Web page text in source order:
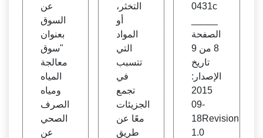
عن
السوق
بعنوان
"سوق
معالجة
المياه
ومياه
الصرف
الصحي
عن
التخثر،
أو
المواد
التي
تتسبب
في
تجمع
الجزيئات
معًا عن
طريق
0431c
الصفحة
8 من 9
تاريخ
الإصدار:
2015
-09
18Revision
1.0